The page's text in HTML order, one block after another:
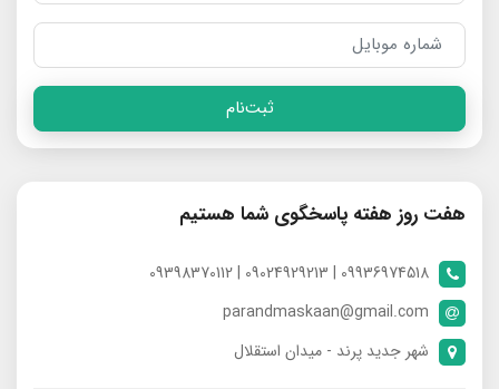
ثبت‌نام
هفت روز هفته پاسخگوی شما هستیم
09936974518 | 09024929213 | 09398370112
parandmaskaan@gmail.com
شهر جدید پرند - میدان استقلال